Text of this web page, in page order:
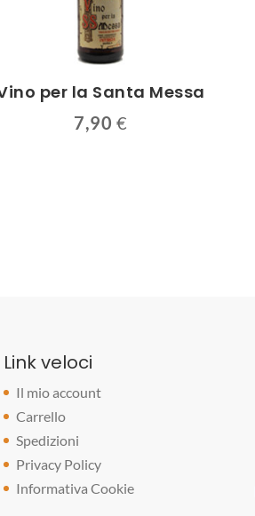
per la Santa Messa
7,90 €
Link veloci
Il mio account
Carrello
Spedizioni
Privacy Policy
Informativa Cookie